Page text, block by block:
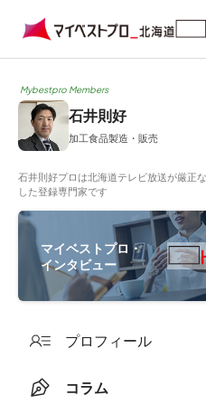
Mybestpro Members
石井則好
加工食品製造・販売
石井則好プロは北海道テレビ放送が厳正
した登録専門家です
マイベストプロ・
インタビュー
プロフィール
コラム